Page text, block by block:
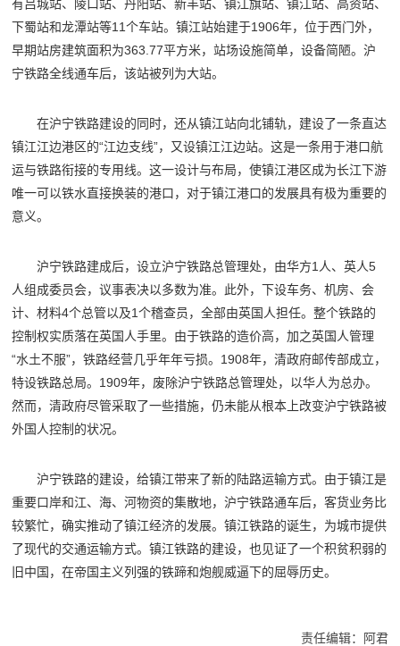
有吕城站、陵口站、丹阳站、新丰站、镇江旗站、镇江站、高资站、
下蜀站和龙潭站等11个车站。镇江站始建于1906年，位于西门外，
早期站房建筑面积为363.77平方米，站场设施简单，设备简陋。沪
宁铁路全线通车后，该站被列为大站。
在沪宁铁路建设的同时，还从镇江站向北铺轨，建设了一条直达
镇江江边港区的“江边支线”，又设镇江江边站。这是一条用于港口航
运与铁路衔接的专用线。这一设计与布局，使镇江港区成为长江下游
唯一可以铁水直接换装的港口，对于镇江港口的发展具有极为重要的
意义。
沪宁铁路建成后，设立沪宁铁路总管理处，由华方1人、英人5
人组成委员会，议事表决以多数为准。此外，下设车务、机房、会
计、材料4个总管以及1个稽查员，全部由英国人担任。整个铁路的
控制权实质落在英国人手里。由于铁路的造价高，加之英国人管理
“水土不服”，铁路经营几乎年年亏损。1908年，清政府邮传部成立，
特设铁路总局。1909年，废除沪宁铁路总管理处，以华人为总办。
然而，清政府尽管采取了一些措施，仍未能从根本上改变沪宁铁路被
外国人控制的状况。
沪宁铁路的建设，给镇江带来了新的陆路运输方式。由于镇江是
重要口岸和江、海、河物资的集散地，沪宁铁路通车后，客货业务比
较繁忙，确实推动了镇江经济的发展。镇江铁路的诞生，为城市提供
了现代的交通运输方式。镇江铁路的建设，也见证了一个积贫积弱的
旧中国，在帝国主义列强的铁蹄和炮舰威逼下的屈辱历史。
责任编辑：阿君